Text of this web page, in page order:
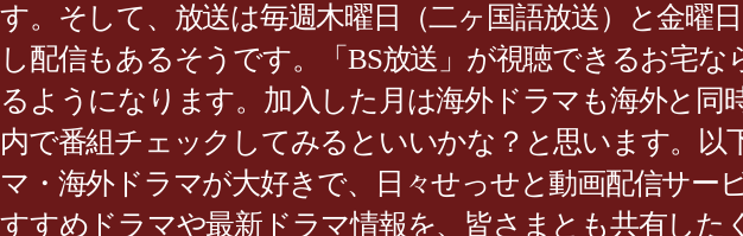
す。そして、放送は毎週木曜日（二ヶ国語放送）と金曜
し配信もあるそうです。「BS放送」が視聴できるお宅
るようになります。加入した月は海外ドラマも海外と
内で番組チェックしてみるといいかな？と思います。
マ・海外ドラマが大好きで、日々せっせと動画配信サ
すすめドラマや最新ドラマ情報を、皆さまとも共有し